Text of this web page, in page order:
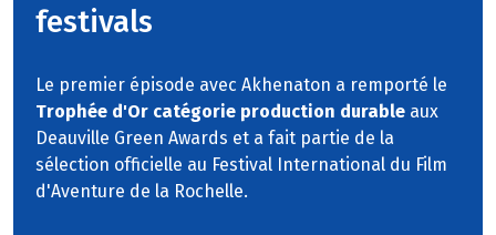
festivals
Le premier épisode avec Akhenaton a remporté le
Trophée d'Or catégorie production durable aux
Deauville Green Awards et a fait partie de la
sélection officielle au Festival International du Film
d'Aventure de la Rochelle.